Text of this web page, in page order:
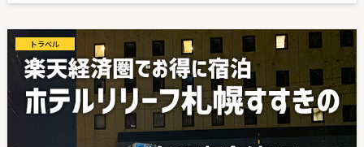
トラベル